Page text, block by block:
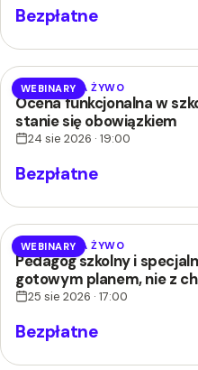
Bezpłatne
WEBINARY
WEBINAR NA ŻYWO
Ocena funkcjonalna w
stanie się obowiązkiem
24 sie 2026 · 19:00
Bezpłatne
WEBINARY
WEBINAR NA ŻYWO
Pedagog szkolny i
gotowym planem, nie z
25 sie 2026 · 17:00
Bezpłatne